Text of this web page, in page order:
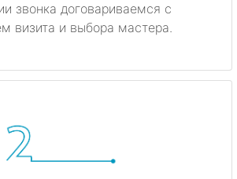
звонка договариваемся с
визита и выбора мастера.